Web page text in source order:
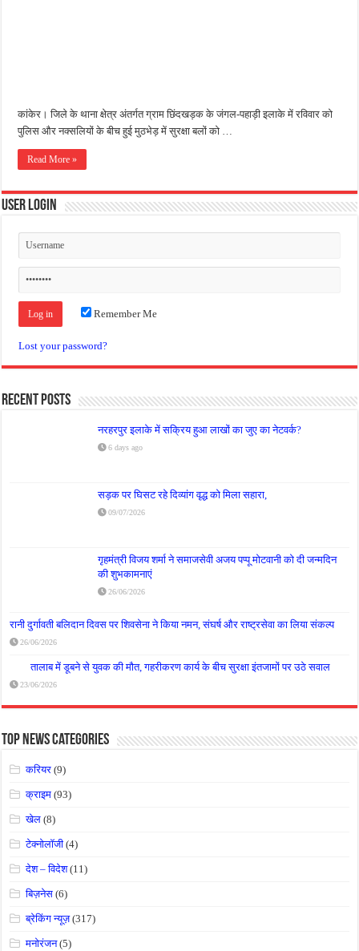
कांकेर। जिले के थाना क्षेत्र अंतर्गत ग्राम छिंदखड़क के जंगल-पहाड़ी इलाके में रविवार को
पुलिस और नक्सलियों के बीच हुई मुठभेड़ में सुरक्षा बलों को …
Read More »
User Login
Remember Me
Lost your password?
Recent Posts
नरहरपुर इलाके में सक्रिय हुआ लाखों का जुए का नेटवर्क?
6 days ago
सड़क पर घिसट रहे दिव्यांग वृद्ध को मिला सहारा,
09/07/2026
गृहमंत्री विजय शर्मा ने समाजसेवी अजय पप्पू मोटवानी को दी जन्मदिन
की शुभकामनाएं
26/06/2026
रानी दुर्गावती बलिदान दिवस पर शिवसेना ने किया नमन, संघर्ष और राष्ट्रसेवा का लिया संकल्प
26/06/2026
तालाब में डूबने से युवक की मौत, गहरीकरण कार्य के बीच सुरक्षा इंतजामों पर उठे सवाल
23/06/2026
Top News Categories
करियर (9)
क्राइम (93)
खेल (8)
टेक्नोलॉजी (4)
देश – विदेश(11)
बिज़नेस (6)
ब्रेकिंग न्यूज़(317)
मनोरंजन(5)